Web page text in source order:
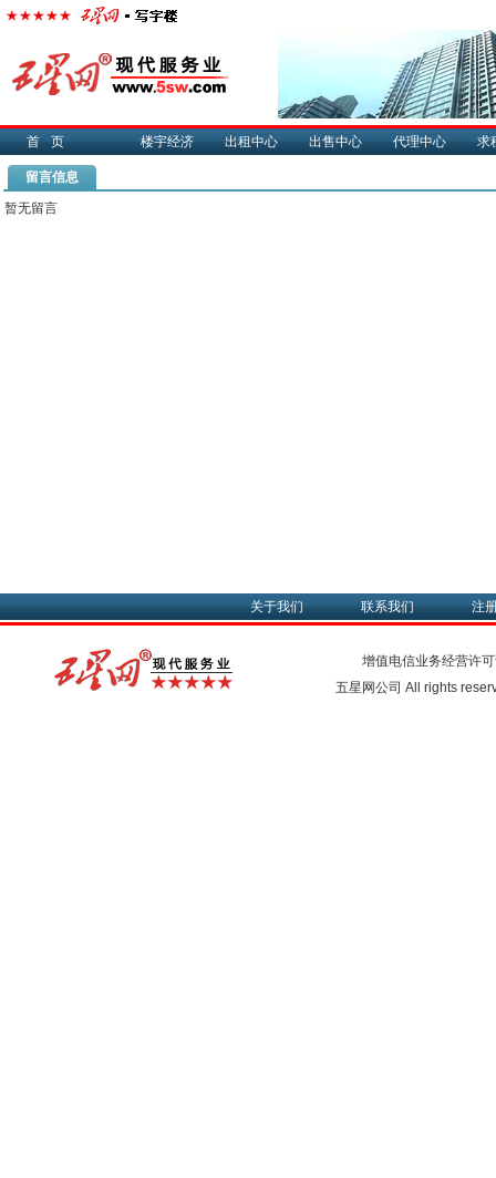
首页 楼宇经济 出租中心 出售中心 代理中心 求
留言信息
暂无留言
关于我们 联系我们 注
增值电信业务经营许
五星网公司 All rights